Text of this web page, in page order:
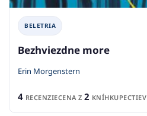
BELETRIA
Bezhviezdne more
Erin Morgenstern
4 RECENZIECENA Z 2 KNÍHKUPECTIEV